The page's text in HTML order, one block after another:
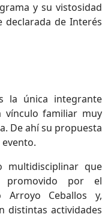
y su vistosidad
declarada de Interés
la única integrante
vínculo familiar muy
De ahí su propuesta
multidisciplinar que
promovido por el
Arroyo Ceballos y,
distintas actividades